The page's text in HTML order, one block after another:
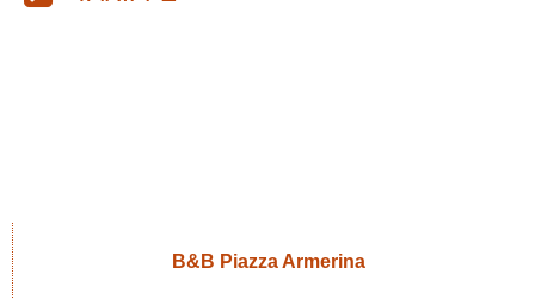
B&B Piazza Armerina